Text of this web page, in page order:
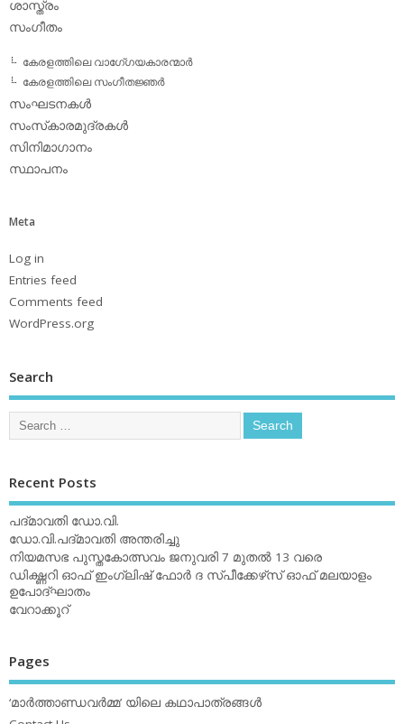
ശാസ്ത്രം
സംഗീതം
കേരളത്തിലെ വാഗേ്ഗയകാരന്മാര്‍
കേരളത്തിലെ സംഗീതജ്ഞര്‍
സംഘടനകള്‍
സംസ്‌കാരമുദ്രകള്‍
സിനിമാഗാനം
സ്ഥാപനം
Meta
Log in
Entries feed
Comments feed
WordPress.org
Search
Recent Posts
പദ്മാവതി ഡോ.വി.
ഡോ.വി.പദ്മാവതി അന്തരിച്ചു
നിയമസഭ പുസ്തകോത്സവം ജനുവരി 7 മുതല്‍ 13 വരെ
ഡിക്ഷ്ണറി ഓഫ് ഇംഗ്ലിഷ് ഫോര്‍ ദ സ്പീക്കേഴ്‌സ് ഓഫ് മലയാളം
ഉപോദ്ഘാതം
വേറാക്കൂറ്
Pages
‘മാര്‍ത്താണ്ഡവര്‍മ്മ’ യിലെ കഥാപാത്രങ്ങള്‍